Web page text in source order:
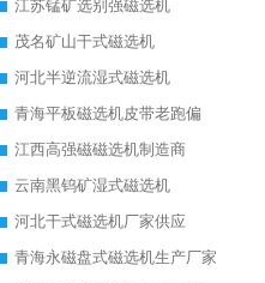
江苏锰矿选别强磁选机
茂名矿山干式磁选机
河北半逆流湿式磁选机
青海平板磁选机皮带老跑偏
江西高强磁磁选机制造商
云南黑钨矿湿式磁选机
河北干式磁选机厂家供应
青海永磁盘式磁选机生产厂家